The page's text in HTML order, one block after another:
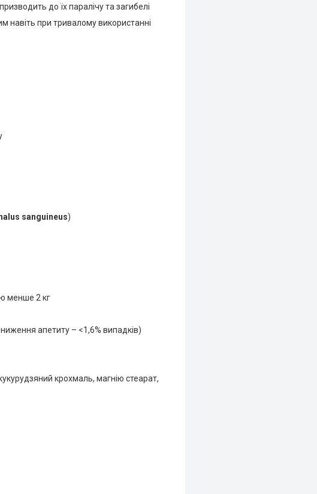
до їх паралічу та загибелі
навіть при тривалому використанні
sanguineus)
менше 2 кг
апетиту – <1,6% випадків)
крохмаль, магнію стеарат,